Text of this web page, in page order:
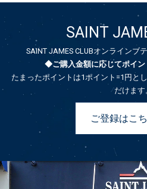
SAINT
SAINT JAMES CLUBオンラインブ
◆ご購入金額に応じてポイ
たまったポイントは1ポイント=1円と
だけます
ご登録はこ